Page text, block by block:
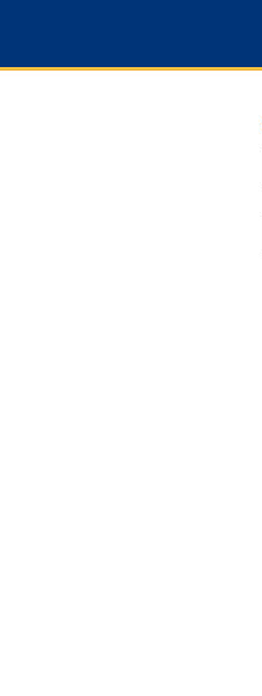
contenido